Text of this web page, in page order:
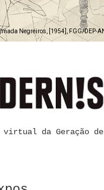
virtual da Geração de